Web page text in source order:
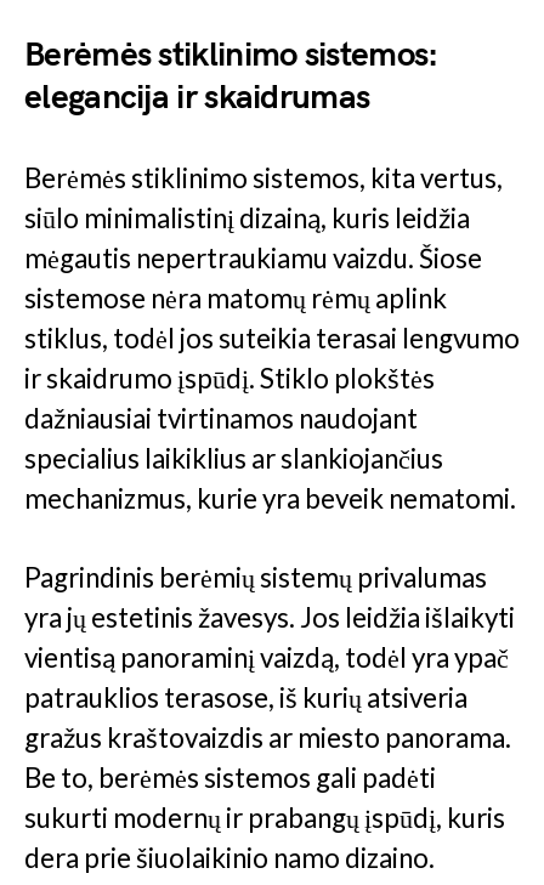
Berėmės stiklinimo sistemos:
elegancija ir skaidrumas
Berėmės stiklinimo sistemos, kita vertus,
siūlo minimalistinį dizainą, kuris leidžia
mėgautis nepertraukiamu vaizdu. Šiose
sistemose nėra matomų rėmų aplink
stiklus, todėl jos suteikia terasai lengvumo
ir skaidrumo įspūdį. Stiklo plokštės
dažniausiai tvirtinamos naudojant
specialius laikiklius ar slankiojančius
mechanizmus, kurie yra beveik nematomi.
Pagrindinis berėmių sistemų privalumas
yra jų estetinis žavesys. Jos leidžia išlaikyti
vientisą panoraminį vaizdą, todėl yra ypač
patrauklios terasose, iš kurių atsiveria
gražus kraštovaizdis ar miesto panorama.
Be to, berėmės sistemos gali padėti
sukurti modernų ir prabangų įspūdį, kuris
dera prie šiuolaikinio namo dizaino.